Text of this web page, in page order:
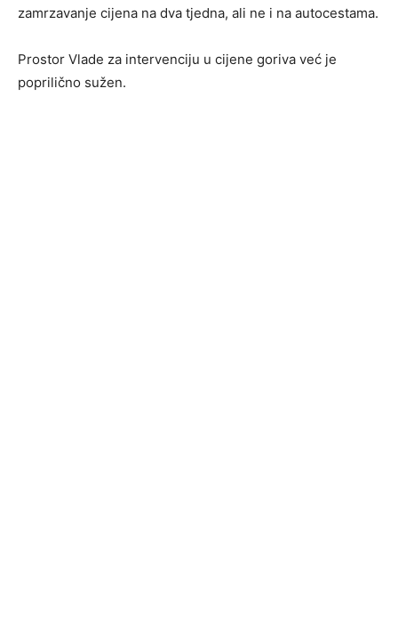
zamrzavanje cijena na dva tjedna, ali ne i na autocestama.
Prostor Vlade za intervenciju u cijene goriva već je
poprilično sužen.